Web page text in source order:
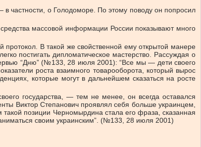
в частности, о Голодоморе. По этому поводу он попросил
массовой информации России показывают много
В такой же свойственной ему открытой манере
постигать дипломатическое мастерство. Рассуждая о
“Дню” (№133, 28 июля 2001): “Все мы — дети своего
роста взаимного товарооборота, который вырос
которые могут в дальнейшем сказаться на росте
государства, — тем не менее, он всегда оставался
Виктор Степанович проявлял себя больше украинцем,
позиции Черномырдина стала его фраза, сказанная
своим украинским”. (№133, 28 июля 2001)